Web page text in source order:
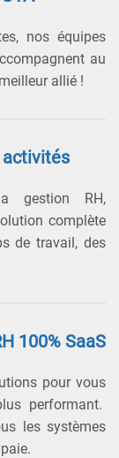
nos équipes
au
allié !
activités
gestion RH,
complète
de travail, des
100% SaaS
pour vous
performant.
les systèmes